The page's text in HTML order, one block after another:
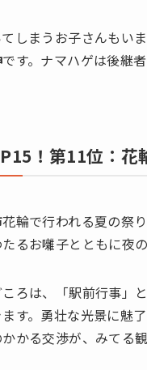
しまうお子さんもい
です。ナマハゲは後継
！第11位：花
輪で行われる夏の祭り
るお囃子とともに夜
ろは、「駅前行事」
す。勇壮な光景に魅
かる交渉が、みてる